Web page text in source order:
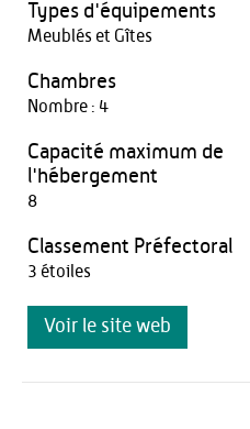
Types d'équipements
Meublés et Gîtes
Chambres
Nombre : 4
Capacité maximum de
l'hébergement
8
Classement Préfectoral
3 étoiles
Voir le site web